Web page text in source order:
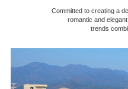
Committed to creating a
romantic and
trends